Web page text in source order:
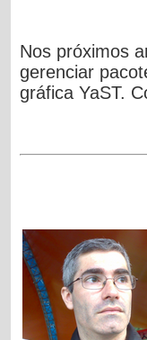
Nos próximos
gerenciar
gráfica YaST.